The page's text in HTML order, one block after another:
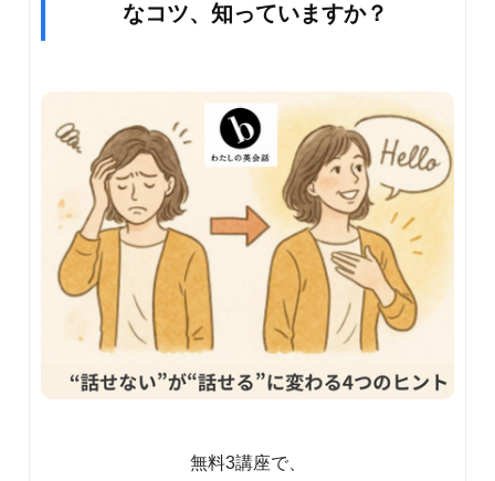
なコツ、知っていますか？
無料3講座で、